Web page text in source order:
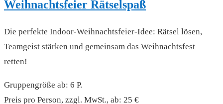
Weihnachtsfeier Rätselspaß
Die perfekte Indoor-Weihnachtsfeier-Idee: Rätsel lösen,
Teamgeist stärken und gemeinsam das Weihnachtsfest
retten!
Gruppengröße ab: 6 P.
Preis pro Person, zzgl. MwSt., ab: 25 €